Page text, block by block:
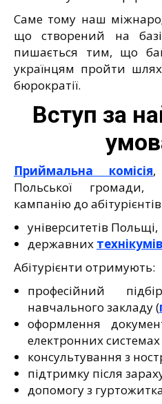
Саме тому наш
що створений на
пишається тим, що
українцям пройти
бюрократії.
Вступ за
Приймальна комісія,
Польської громади,
кампанію до
університетів Польщі,
державних технікумів
Абітурієнти отримують:
професійний
навчального закладу (
оформлення
електронних
консультування з
підтримку після
допомогу з